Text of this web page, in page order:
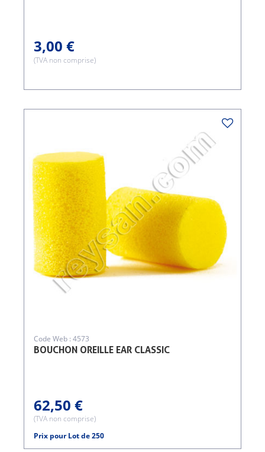
3,00 €
(TVA non comprise)
BOUCHON OREILLE EAR CLASSIC
Code Web : 4573
62,50 €
(TVA non comprise)
Prix pour Lot de 250